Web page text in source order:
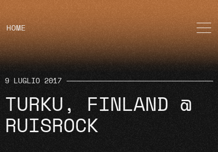
HOME
9 LUGLIO 2017
TURKU, FINLAND @
RUISROCK